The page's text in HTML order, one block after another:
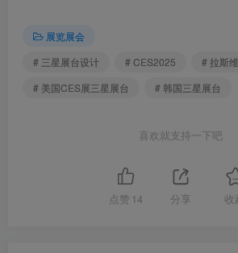
展览展会
# 三星展台设计
# CES2025
# 拉斯
# 美国CES展三星展台
# 韩国三星展台
喜欢就支持一下吧
点赞 14 分享 收